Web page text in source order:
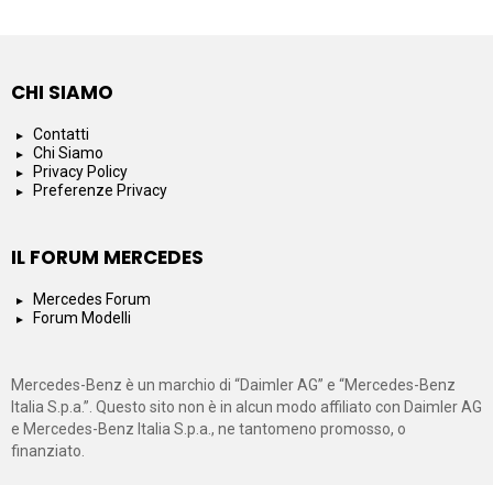
CHI SIAMO
Contatti
Chi Siamo
Privacy Policy
Preferenze Privacy
IL FORUM MERCEDES
Mercedes Forum
Forum Modelli
Mercedes-Benz è un marchio di “Daimler AG” e “Mercedes-Benz
Italia S.p.a.”. Questo sito non è in alcun modo affiliato con Daimler AG
e Mercedes-Benz Italia S.p.a., ne tantomeno promosso, o
finanziato.